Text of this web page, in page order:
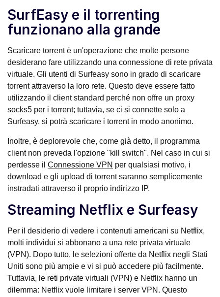
SurfEasy e il torrenting
funzionano alla grande
Scaricare torrent è un'operazione che molte persone
desiderano fare utilizzando una connessione di rete privata
virtuale. Gli utenti di Surfeasy sono in grado di scaricare
torrent attraverso la loro rete. Questo deve essere fatto
utilizzando il client standard perché non offre un proxy
socks5 per i torrent; tuttavia, se ci si connette solo a
Surfeasy, si potrà scaricare i torrent in modo anonimo.
Inoltre, è deplorevole che, come già detto, il programma
client non preveda l'opzione "kill switch". Nel caso in cui si
perdesse il Connessione VPN per qualsiasi motivo, i
download e gli upload di torrent saranno semplicemente
instradati attraverso il proprio indirizzo IP.
Streaming Netflix e Surfeasy
Per il desiderio di vedere i contenuti americani su Netflix,
molti individui si abbonano a una rete privata virtuale
(VPN). Dopo tutto, le selezioni offerte da Netflix negli Stati
Uniti sono più ampie e vi si può accedere più facilmente.
Tuttavia, le reti private virtuali (VPN) e Netflix hanno un
dilemma: Netflix vuole limitare i server VPN. Questo